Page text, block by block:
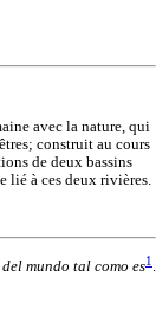
avec la nature, qui
construit au cours
de deux bassins
lié à ces deux rivières.
mundo tal como es1